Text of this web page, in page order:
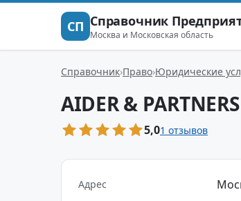
СП Справочник
Москва и Московская область
Справочник Право Юридические
AIDER & PARTNERS
5,01 отзывов
Адрес